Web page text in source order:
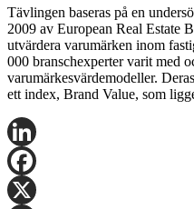
Tävlingen baseras på en
2009 av European Real Estate
utvärdera varumärken inom
000 branschexperter varit med
varumärkesvärdemodeller.
ett index, Brand Value, som
LinkedIn
Facebook